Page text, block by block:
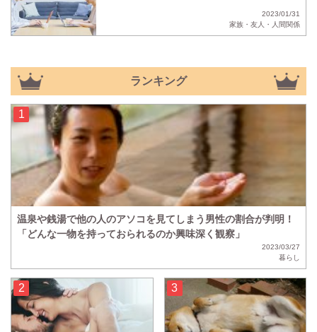
2023/01/31
家族・友人・人間関係
ランキング
温泉や銭湯で他の人のアソコを見てしまう男性の割合が判明！
「どんな一物を持っておられるのか興味深く観察」
2023/03/27
暮らし